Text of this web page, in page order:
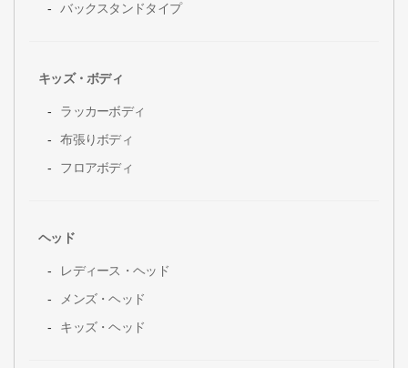
バックスタンドタイプ
キッズ・ボディ
ラッカーボディ
布張りボディ
フロアボディ
ヘッド
レディース・ヘッド
メンズ・ヘッド
キッズ・ヘッド